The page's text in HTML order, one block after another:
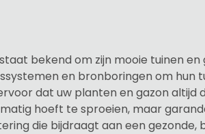
bekend om zijn mooie tuinen
en bronboringen om hun
dat uw planten en gazon altijd
hoeft te sproeien, maar
die bijdraagt aan een gezonde,